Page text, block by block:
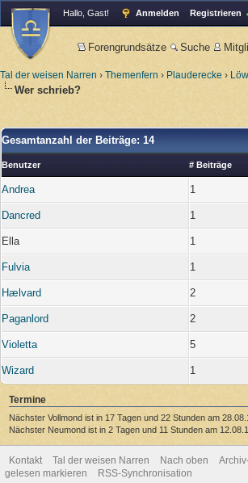
Hallo, Gast! Anmelden Registrieren
Forengrundsätze Suche
Tal der weisen Narren › Themenfern › Plauderecke ›
Wer schrieb?
Gesamtanzahl der Beiträge: 14
Benutzer # Beiträge
Andrea 1
Dancred 1
Ella 1
Fulvia 1
Hælvard 2
Paganlord 2
Violetta 5
Wizard 1
Termine
Nächster Vollmond ist in 17 Tagen und 22 Stunden am
Nächster Neumond ist in 2 Tagen und 11 Stunden am
Kontakt Tal der weisen Narren Nach oben
gelesen markieren
RSS-Synchronisation